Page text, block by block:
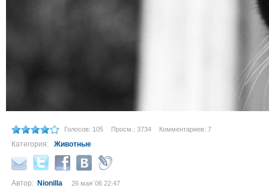
Голосов: 105 Просм.: 3734 Комментариев: 7
Категория: Животные
Автор: Nionilla 26 мая´06 22:47